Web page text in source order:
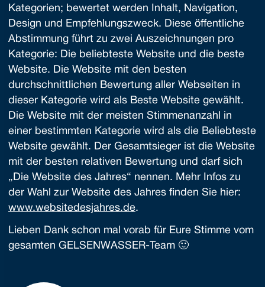
Kategorien; bewertet werden Inhalt, Navigation,
Design und Empfehlungszweck. Diese öffentliche
Abstimmung führt zu zwei Auszeichnungen pro
Kategorie: Die beliebteste Website und die beste
Website. Die Website mit den besten
durchschnittlichen Bewertung aller Webseiten in
dieser Kategorie wird als Beste Website gewählt.
Die Website mit der meisten Stimmenanzahl in
einer bestimmten Kategorie wird als die Beliebteste
Website gewählt. Der Gesamtsieger ist die Website
mit der besten relativen Bewertung und darf sich
„Die Website des Jahres“ nennen. Mehr Infos zu
der Wahl zur Website des Jahres finden Sie hier:
www.websitedesjahres.de.
Lieben Dank schon mal vorab für Eure Stimme vom
gesamten GELSENWASSER-Team 🙂